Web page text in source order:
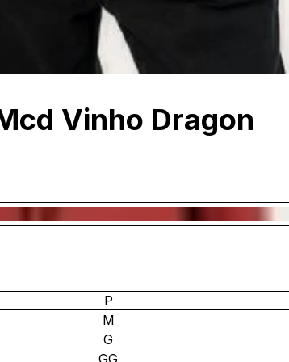
Vinho Dragon
P
M
G
GG